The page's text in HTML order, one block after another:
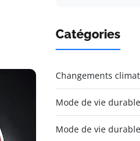
Catégories
Changements
Mode de vie durable
Mode de vie durable